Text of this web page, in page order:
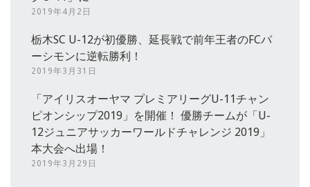
2019年4月2日
栃木SC U-12が初優勝、延長戦で前年王者のFCパ
ーシモンに逆転勝利！
2019年3月31日
「アイリスオーヤマ プレミアリーグU-11チャン
ピオンシップ2019」を開催！ 優勝チームが「U-
12ジュニアサッカーワールドチャレンジ 2019」
本大会へ出場！
2019年3月29日